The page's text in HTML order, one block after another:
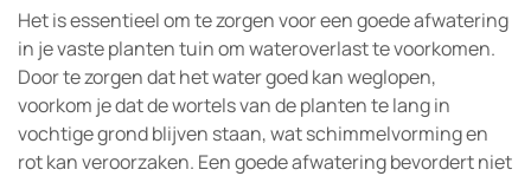
Het is essentieel om te zorgen voor een goede afwatering
in je vaste planten tuin om wateroverlast te voorkomen.
Door te zorgen dat het water goed kan weglopen,
voorkom je dat de wortels van de planten te lang in
vochtige grond blijven staan, wat schimmelvorming en
rot kan veroorzaken. Een goede afwatering bevordert niet